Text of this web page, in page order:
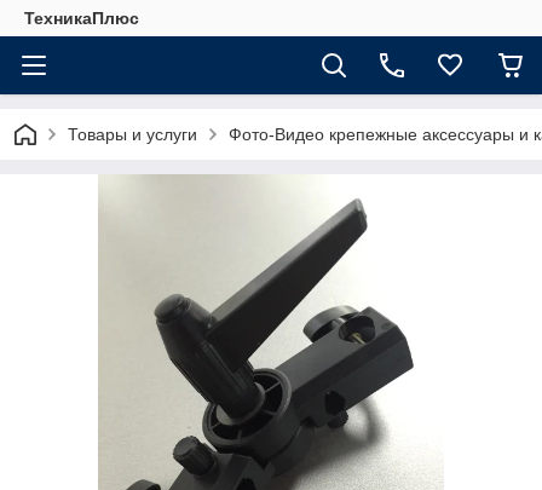
ТехникаПлюс
Товары и услуги Фото-Видео крепежные аксессуары и